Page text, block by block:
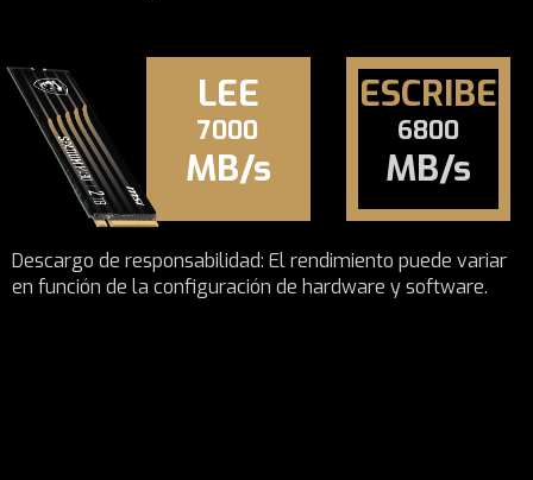
LEE
7000
MB/s
ESCRIBE
6800
MB/s
Descargo de responsabilidad: El rendimiento puede variar
en función de la configuración de hardware y software.